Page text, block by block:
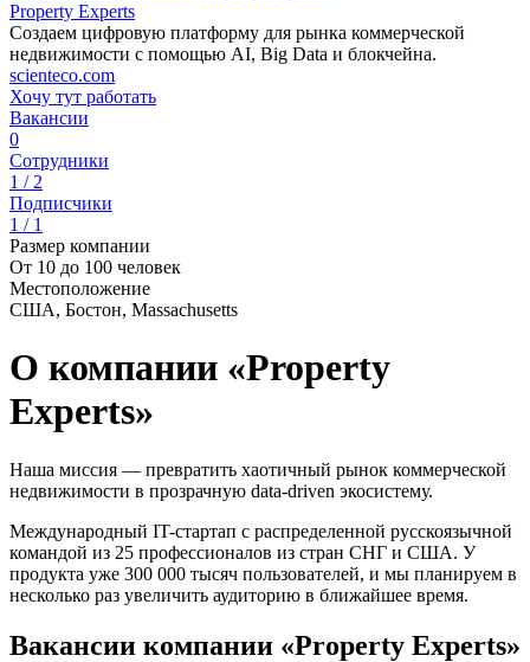
Property Experts
Создаем цифровую платформу для рынка коммерческой
недвижимости с помощью AI, Big Data и блокчейна.
scienteco.com
Хочу тут работать
Вакансии
0
Сотрудники
1 / 2
Подписчики
1 / 1
Размер компании
От 10 до 100 человек
Местоположение
США, Бостон, Massachusetts
О компании «Property
Experts»
Наша миссия — превратить хаотичный рынок коммерческой
недвижимости в прозрачную data-driven экосистему.
Международный IT-стартап с распределенной русскоязычной
командой из 25 профессионалов из стран СНГ и США. У
продукта уже 300 000 тысяч пользователей, и мы планируем в
несколько раз увеличить аудиторию в ближайшее время.
Вакансии компании «Property Experts»